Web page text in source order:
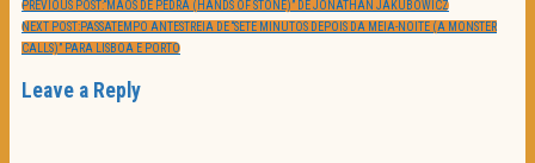
PREVIOUS POST:“MÃOS DE PEDRA (HANDS OF STONE)” DE JONATHAN JAKUBOWICZ
NEXT POST:PASSATEMPO ANTESTREIA DE “SETE MINUTOS DEPOIS DA MEIA-NOITE (A MONSTER
CALLS)” PARA LISBOA E PORTO
Leave a Reply